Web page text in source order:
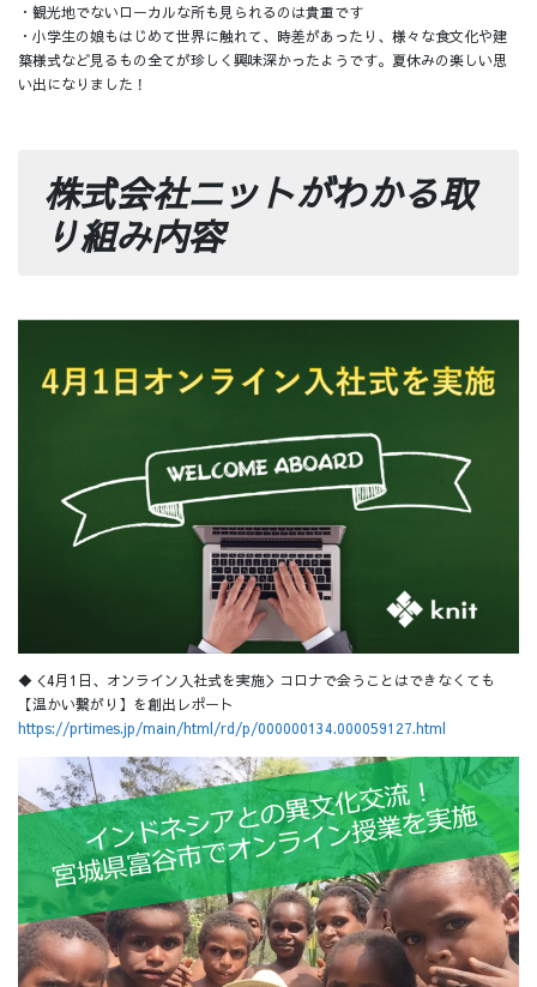
・観光地でないローカルな所も見られるのは貴重です
・小学生の娘もはじめて世界に触れて、時差があったり、様々な食文化や建
築様式など見るもの全てが珍しく興味深かったようです。夏休みの楽しい思
い出になりました！
株式会社ニットがわかる取
り組み内容
◆＜4月1日、オンライン入社式を実施＞コロナで会うことはできなくても
【温かい繋がり】を創出レポート
https://prtimes.jp/main/html/rd/p/000000134.000059127.html